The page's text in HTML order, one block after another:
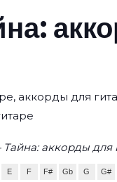
аккорды для
аккорды для
E F F# Gb G G#